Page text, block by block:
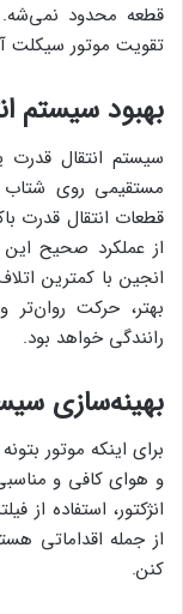
قطعه محدود نمی‌شه.
تقویت موتور سیکلت
بهبود سیستم
سیستم انتقال
مستقیمی روی شتاب
قطعات انتقال قدرت
از عملکرد صحیح
انجین با کمترین
بهتر، حرکت روان‌تر
رانندگی خواهد بود.
بهینه‌سازی
برای اینکه موتور
و هوای کافی و
انژکتور، استفاده
از جمله اقداماتی
کنن.